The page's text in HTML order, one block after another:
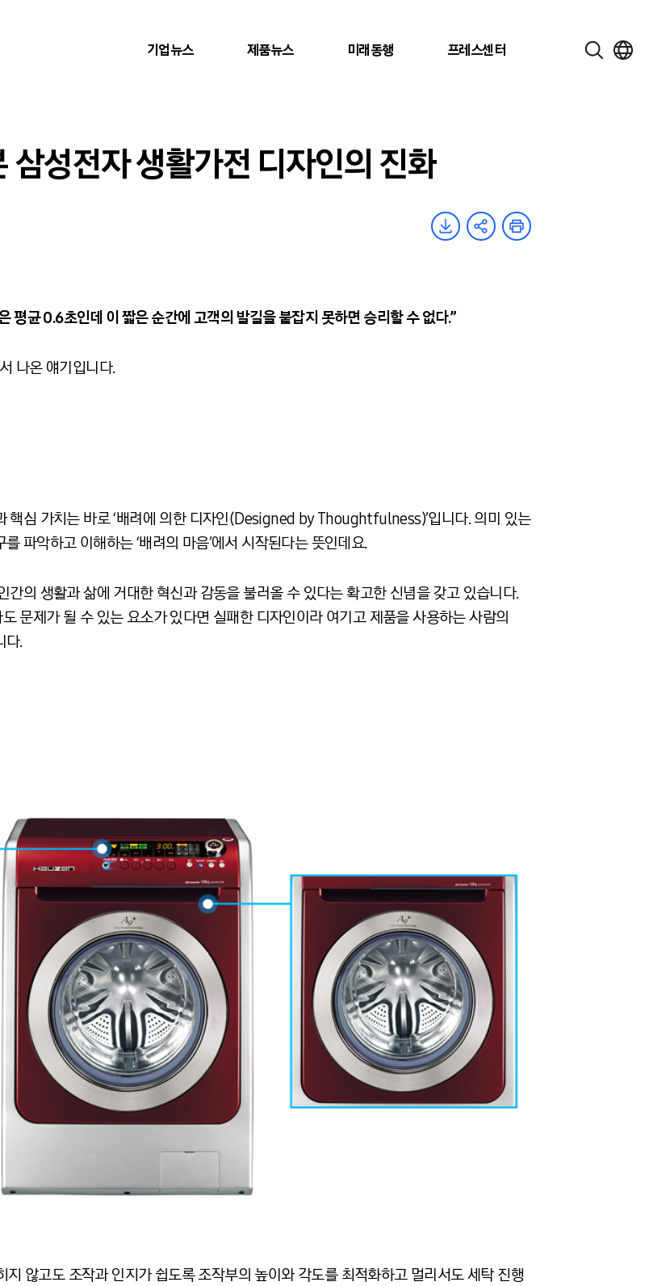
기업뉴스 제품뉴스 미래동행 프레스센터
삼성전자 생활가전 디자인의 진화
평균0.6초인데 이 짧은 순간에 고객의 발길을 붙잡지 못하면 승리할 수 없다.”
나온 얘기입니다.
핵심 가치는 바로 ‘배려에 의한 디자인(Designed by Thoughtfulness)’입니다. 의미 있는
파악하고 이해하는 ‘배려의 마음’에서 시작된다는 뜻인데요.
의 생활과 삶에 거대한 혁신과 감동을 불러올 수 있다는 확고한 신념을 갖고 있습니다.
문제가 될 수 있는 요소가 있다면 실패한 디자인이라 여기고 제품을 사용하는 사람의
다.
않고도 조작과 인지가 쉽도록 조작부의 높이와 각도를 최적화하고 멀리서도 세탁 진행